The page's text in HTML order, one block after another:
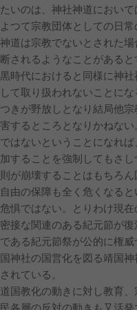
いのは、神社神道におい
つて宗教団体としての日
道は宗教でないとされた
されるようなことがある
時代におけると同様に神
て取り扱われないことに
きが野放しとなり結局他
するところとなりかねな
はないということになれ
することを強制してもさ
が崩壊することはもちろ
由の保障も全く危くなる
惧ではない。とりわけ現
接な関連のある紀元節が
ある紀元節祭が公的に権
神社の国営化を図る靖国
れている。
国教化の動きに対し教育
各層の反対の動きも又活